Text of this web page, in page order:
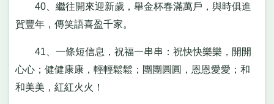
40、繼往開來迎新歲，舉金杯春滿萬戶，與時俱進
賀豐年，傳笑語喜盈千家。
41、一條短信息，祝福一串串：祝快快樂樂，開開
心心；健健康康，輕輕鬆鬆；團團圓圓，恩恩愛愛；和
和美美，紅紅火火！